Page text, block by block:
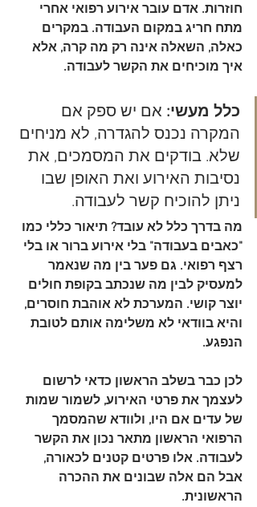
חוזרות. אדם עובר אירוע רפואי אחרי
מתח חריג במקום העבודה. במקרים
כאלה, השאלה אינה רק מה קרה, אלא
איך מוכיחים את הקשר לעבודה.
כלל מעשי: אם יש ספק אם
המקרה נכנס להגדרה, לא מניחים
שלא. בודקים את המסמכים, את
נסיבות האירוע ואת האופן שבו
ניתן להוכיח קשר לעבודה.
מה בדרך כלל לא עובד? תיאור כללי כמו
"כאבים בעבודה" בלי אירוע ברור או בלי
רצף רפואי. גם פער בין מה שנאמר
למעסיק לבין מה שנכתב בקופת חולים
יוצר קושי. המערכת לא אוהבת חוסרים,
והיא בוודאי לא משלימה אותם לטובת
הנפגע.
לכן כבר בשלב הראשון כדאי לרשום
לעצמך את פרטי האירוע, לשמור שמות
של עדים אם היו, ולוודא שהמסמך
הרפואי הראשון מתאר נכון את הקשר
לעבודה. אלו פרטים קטנים לכאורה,
אבל הם אלה שבונים את ההכרה
הראשונית.